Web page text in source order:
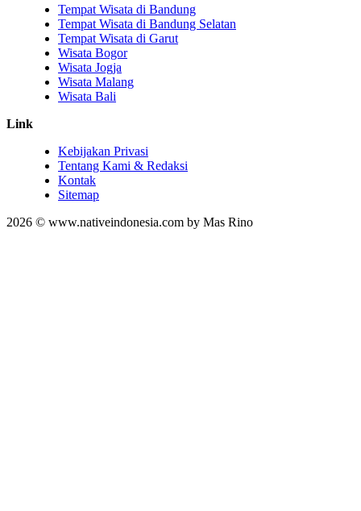
Tempat Wisata di Bandung
Tempat Wisata di Bandung Selatan
Tempat Wisata di Garut
Wisata Bogor
Wisata Jogja
Wisata Malang
Wisata Bali
Link
Kebijakan Privasi
Tentang Kami & Redaksi
Kontak
Sitemap
2026 © www.nativeindonesia.com by Mas Rino